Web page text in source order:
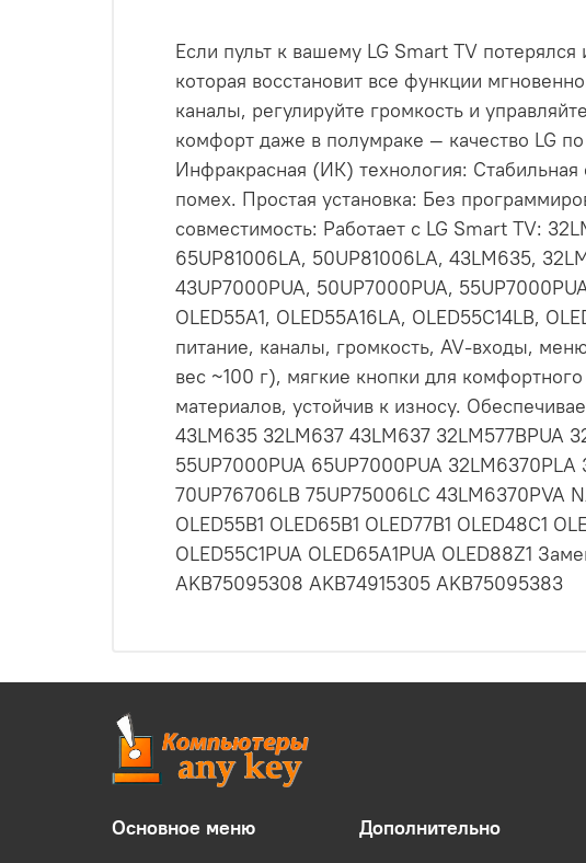
Если пульт к вашему LG Smart TV
которая восстановит все функции
каналы, регулируйте громкость и
комфорт даже в полумраке — качество LG
Инфракрасная (ИК) технология: Стабильная
помех. Простая установка: Без
совместимость: Работает с LG Smart TV:
65UP81006LA, 50UP81006LA, 43LM635,
43UP7000PUA, 50UP7000PUA,
OLED55A1, OLED55A16LA, OLED55C14LB,
питание, каналы, громкость, AV-входы,
вес ~100 г), мягкие кнопки для
материалов, устойчив к износу.
43LM635 32LM637 43LM637 32LM577BPUA
55UP7000PUA 65UP7000PUA
70UP76706LB 75UP75006LC 43LM6370PVA
OLED55B1 OLED65B1 OLED77B1 OLED48C1
OLED55C1PUA OLED65A1PUA OLED88Z1
AKB75095308 AKB74915305 AKB75095383
Основное меню Дополнительно